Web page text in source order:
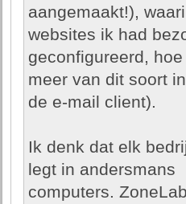
aangemaakt!),
websites ik had
geconfigureerd,
meer van dit soort
de e-mail client).
Ik denk dat elk
legt in andersmans
computers.